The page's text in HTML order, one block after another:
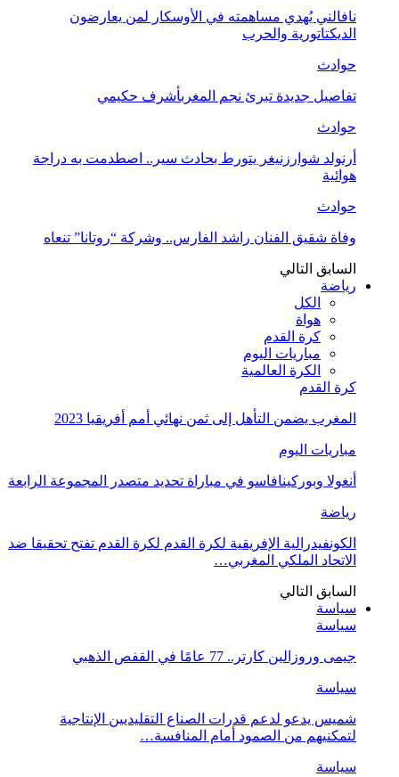
نافالني يُهدي مساهمته في الأوسكار لمن يعارضون
الديكتاتورية والحرب
حوادث
تفاصيل جديدة تبرئ نجم المغربأشرف حكيمي
حوادث
أرنولد شوارزنيغر يتورط بحادث سير.. اصطدمت به دراجة
هوائية
حوادث
وفاة شقيق الفنان راشد الفارس.. وشركة “روتانا” تنعاه
السابق التالي
رياضة
الكل
هواة
كرة القدم
مباريات اليوم
الكرة العالمية
كرة القدم
المغرب يضمن التأهل إلى ثمن نهائي أمم أفريقيا 2023
مباريات اليوم
أنغولا وبوركينافاسو في مباراة تحديد متصدر المجموعة الرابعة
رياضة
الكونفيدرالية الإفريقية لكرة القدم لكرة القدم تفتح تحقيقا ضد
الاتحاد الملكي المغربي…
السابق التالي
سياسة
سياسة
جيمى وروزالين كارتر.. 77 عامًا في القفص الذهبي
سياسة
شميس يدعو لدعم قدرات الصناع التقليديين الإنتاجية
لتمكنيهم من الصمود أمام المنافسة…
سياسة